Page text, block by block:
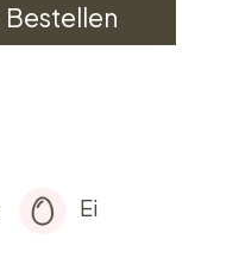
Bestellen
Ei